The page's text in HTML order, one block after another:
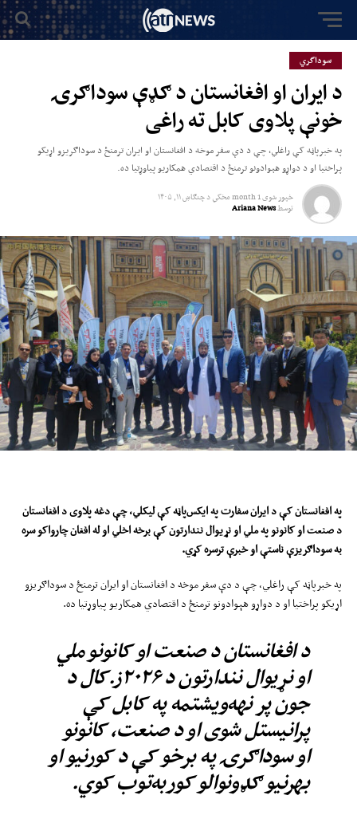
سوداگري
د ایران او افغانستان د ګډې سوداګرۍ
خونې پلاوی کابل ته راغی
په خبرپاڼه کې راغلي، چې د دې سفر موخه د افغانستان او ایران ترمنځ د سوداګریزو اړیکو
پراختیا او د دواړو هېوادونو ترمنځ د اقتصادي همکاریو پیاوړتیا ده.
خپور شوی1 month مخکي دچنګاښ ۱۱, ۱۴۰۵
توسطAriana News
په افغانستان کې د ایران سفارت په ایکسپاڼه کېلیکلي، چې دغه پلاوی د افغانستان
د صنعت او کانونو په ملي او نړیوال نندارتون کې برخه اخلي او له افغان چارواکو سره
به سوداګریزې ناستې او خبرې ترسره کړي.
په خبرپاڼه کې راغلي، چې د دې سفر موخه د افغانستان او ایران ترمنځ د سوداګریزو
اړیکو پراختیا او د دواړو هېوادونو ترمنځ د اقتصادي همکاریو پیاوړتیا ده.
د افغانستان د صنعت او کانونو ملي
او نړیوال نندارتون د ۲۰۲۶ز.کال د
جون پر نهه‌ویشتمه په کابل کې
پرانیستل شوی او د صنعت، کانونو
او سوداګرۍ په برخو کې د کورنیو او
بهرنیو ګډونوالو کوربه‌توب کوي.